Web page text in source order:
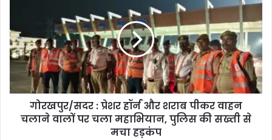
गोरखपुर/सदर : प्रेशर हॉर्न और शराब पीकर वाहन
चलाने वालों पर चला महाभियान, पुलिस की सख्ती से
मचा हड़कंप